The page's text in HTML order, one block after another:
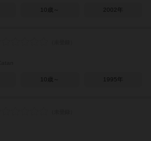
10歳～ 2002年
10歳～ 1995年